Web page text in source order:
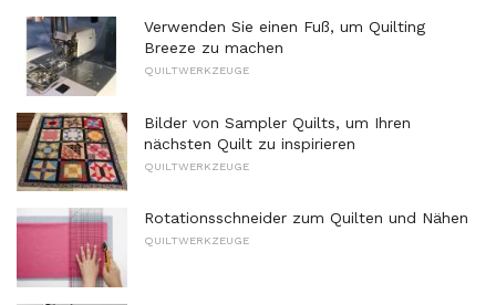
Verwenden Sie einen Fuß, um Quilting
Breeze zu machen
QUILTWERKZEUGE
Bilder von Sampler Quilts, um Ihren
nächsten Quilt zu inspirieren
QUILTWERKZEUGE
Rotationsschneider zum Quilten und Nähen
QUILTWERKZEUGE